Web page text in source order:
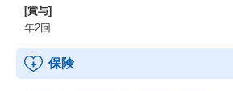
[賞与]
年2回
保険